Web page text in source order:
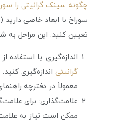
چگونه سینک گرانیتی را
سوراخ با ابعاد خاصی
تعیین کنید. این مراحل به
اندازه‌گیری: با استفاده
گرانیتی اندازه‌گیری
معمولاً در دفترچه
علامت‌گذاری: برای
ممکن است نیاز به